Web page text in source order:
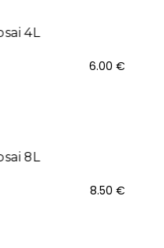
6.00 €
8.50 €